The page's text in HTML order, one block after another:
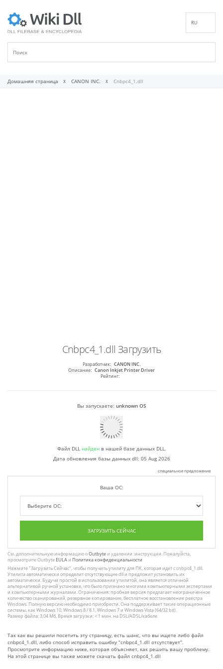
RU
Домашняя страница CANON INC. Cnbpc4_1.dll
Cnbpc4_1.dll Загрузить
Разработчик: CANON INC.
Описание: Canon Inkjet Printer Driver
Рейтинг:
Вы запускаете: unknown OS
Файл DLL найденв нашей базе данных DLL.
Дата обновления базы данных dll: 05 Aug 2026
специальное предложение
Ваша ОС:
ЗАГРУЗИТЬ СЕЙЧАС
См. дополнительную информацию оOutbyteи удалении :инструкции. Пожалуйста,
просмотрите Outbyte EULAи Политика конфиденциальности
Нажмите"Загрузить Сейчас", чтобы получить утилиту для ПК, которая идет с cnbpc4_1.dll.
Утилита автоматически определит отсутствующие dll и предложит установить их
автоматически. Будучи простой в использовании утилитой, она является отличной
альтернативой ручной установке, что было признано многими компьютерными экспертами
и компьютерными журналами. Ограничения: пробная версия предлагает неограниченное
количество сканирований, резервное копирование, бесплатное восстановление реестра
Windows. Полную версию необходимо приобрести. Она поддерживает такие операционные
системы, как Windows 10, Windows 8 / 8.1, Windows 7 и Windows Vista (64/32 bit).
Размер файла: 3,04 Мб, Время загрузки: < 1 мин. на DSL/ADSL/кабеле
Так как вы решили посетить эту страницу, есть шанс, что вы ищете либо файл
cnbpc4_1.dll, либо способ исправить ошибку “cnbpc4_1.dll отсутствует”.
Просмотрите информацию ниже, которая объясняет, как решить вашу проблему.
На этой странице вы также можете скачать файл cnbpc4_1.dll